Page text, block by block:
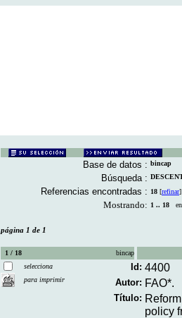
Base de datos : bincap
Búsqueda :
Referencias encontradas : 18 [refinar]
Mostrando: 1 .. 18 en
página 1 de 1
1 / 18
bincap
selecciona
para imprimir
Id: 4400
Autor: FAO*.
Título:
policy